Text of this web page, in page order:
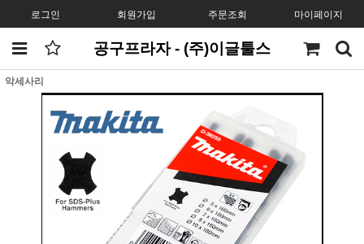
로그인 회원가입 주문조회 마이페이지
공구프라자 - (주)이글툴스
악세사리